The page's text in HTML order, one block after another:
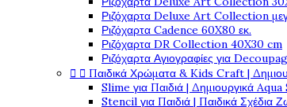
Ριζόχαρτα Deluxe Art Collection
Ριζόχαρτα Cadence 60X80 εκ.
Ριζόχαρτα DR Collection 40X30 cm
Ριζόχαρτα Αγιογραφίες για
  Παιδικά Χρώματα & Kids Craft |
Slime για Παιδιά | Δημιουργικά
Stencil για Παιδιά | Παιδικά Σχέδια